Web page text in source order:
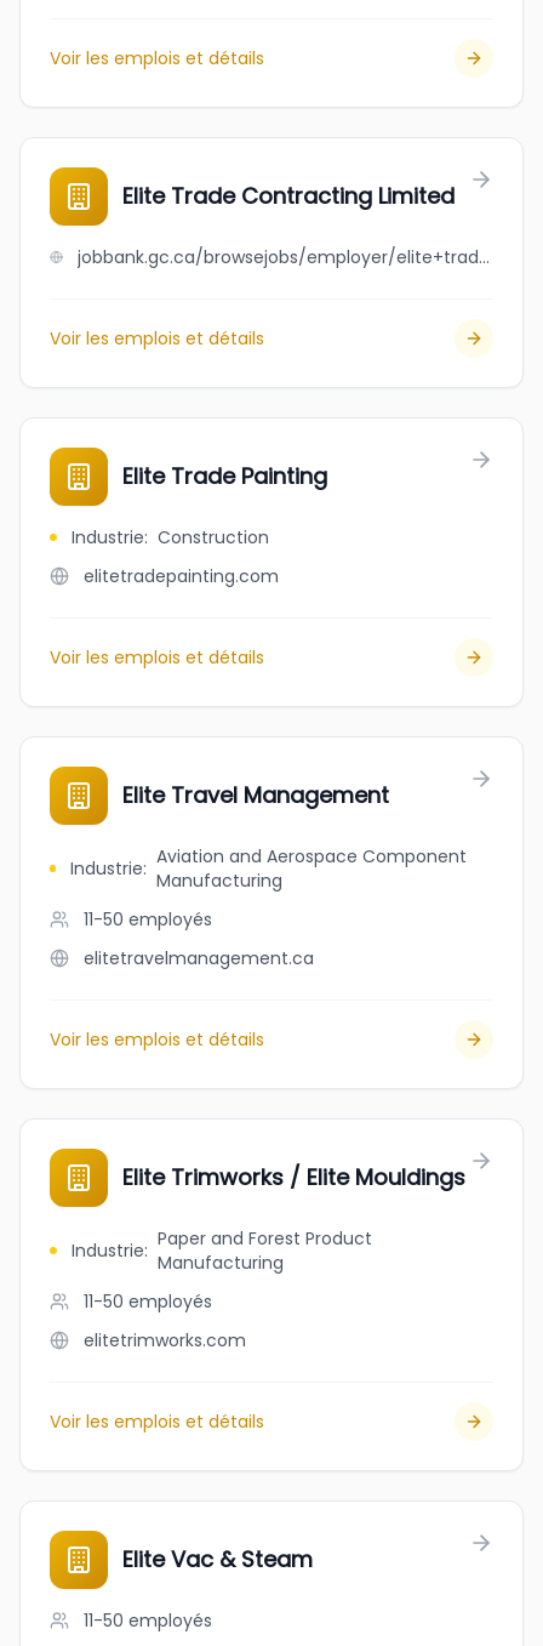
Voir les emplois et détails
Elite Trade Contracting Limited
jobbank.gc.ca/browsejobs/employer/elite+trade+contracting+limited/ca
Voir les emplois et détails
Elite Trade Painting
Industrie: Construction
elitetradepainting.com
Voir les emplois et détails
Elite Travel Management
Industrie: Aviation and Aerospace Component
Manufacturing
11-50 employés
elitetravelmanagement.ca
Voir les emplois et détails
Elite Trimworks / Elite Mouldings
Industrie: Paper and Forest Product
Manufacturing
11-50 employés
elitetrimworks.com
Voir les emplois et détails
Elite Vac & Steam
11-50 employés